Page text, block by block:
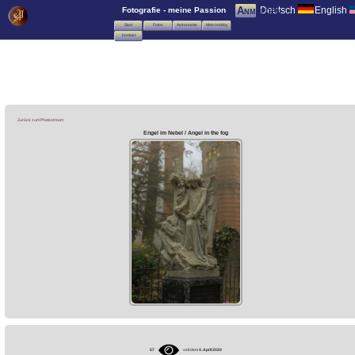
Deutsch English
Anmelden
Fotografie - meine Passion
Start Fotos Astronomie Mein Hobby
Kontakt
Zurück zum Photostream
Engel im Nebel / Angel in the fog
57 seit dem4. April 2020